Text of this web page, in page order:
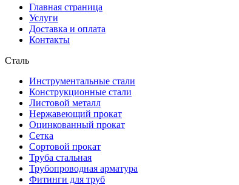
Главная страница
Услуги
Доставка и оплата
Контакты
Сталь
Инструментальные стали
Конструкционные стали
Листовой металл
Нержавеющий прокат
Оцинкованный прокат
Сетка
Сортовой прокат
Труба стальная
Трубопроводная арматура
Фитинги для труб